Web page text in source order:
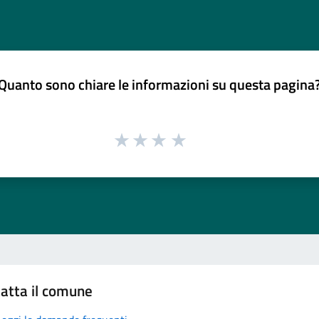
sono chiare le informazioni su questa
il comune